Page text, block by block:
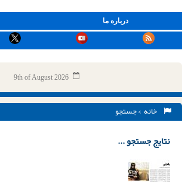
درباره ما
9th of August 2026
خانه > جستجو
نتایج جستجو ...